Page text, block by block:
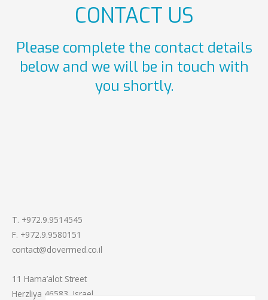
CONTACT US
Please complete the contact details
below and we will be in touch with
you shortly.
T. +972.9.9514545
F. +972.9.9580151
contact@dovermed.co.il
11 Hama’alot Street
Herzliya 46583, Israel